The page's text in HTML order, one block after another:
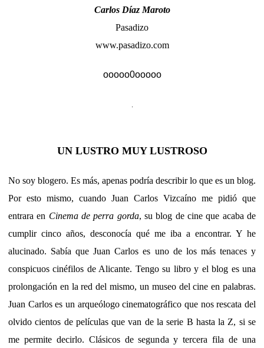
Carlos Díaz Maroto
Pasadizo
www.pasadizo.com
ooooo0ooooo
UN LUSTRO MUY LUSTROSO
No soy blogero. Es más, apenas podría describir lo que es un blog.
Por esto mismo, cuando Juan Carlos Vizcaíno me pidió que
entrara en Cinema de perra gorda, su blog de cine que acaba de
cumplir cinco años, desconocía qué me iba a encontrar. Y he
alucinado. Sabía que Juan Carlos es uno de los más tenaces y
conspicuos cinéfilos de Alicante. Tengo su libro y el blog es una
prolongación en la red del mismo, un museo del cine en palabras.
Juan Carlos es un arqueólogo cinematográfico que nos rescata del
olvido cientos de películas que van de la serie B hasta la Z, si se
me permite decirlo. Clásicos de segunda y tercera fila de una